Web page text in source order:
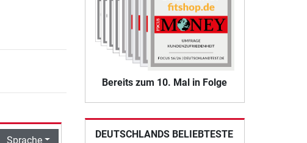
Sprache
Bereits zum 10. Mal in Folge
DEUTSCHLANDS BELIEBTESTE